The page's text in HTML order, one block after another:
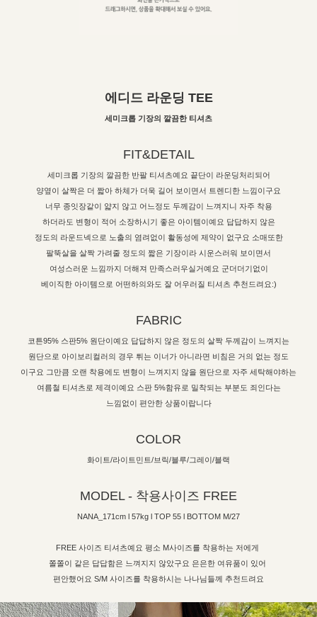
에디드 라운딩 TEE
세미크롭 기장의 깔끔한 티셔츠
FIT&DETAIL
세미크롭 기장의 깔끔한 반팔 티셔츠예요 끝단이 라운딩처리되어
양옆이 살짝은 더 짧아 하체가 더욱 길어 보이면서 트렌디한 느낌이구요
너무 종잇장같이 얇지 않고 어느정도 두께감이 느껴지니 자주 착용
하더라도 변형이 적어 소장하시기 좋은 아이템이예요 답답하지 않은
정도의 라운드넥으로 노출의 염려없이 활동성에 제약이 없구요 소매또한
팔뚝살을 살짝 가려줄 정도의 짧은 기장이라 시운스러워 보이면서
여성스러운 느낌까지 더해져 만족스러우실거예요 군더더기없이
베이직한 아이템으로 어떤하의와도 잘 어우러질 티셔츠 추천드려요:)
FABRIC
코튼95% 스판5% 원단이예요 답답하지 않은 정도의 살짝 두께감이 느껴지는
원단으로 아이보리컬러의 경우 튀는 이너가 아니라면 비침은 거의 없는 정도
이구요 그만큼 오랜 착용에도 변형이 느껴지지 않을 원단으로 자주 세탁해야하는
여름철 티셔츠로 제격이예요 스판 5%함유로 밀착되는 부분도 죄인다는
느낌없이 편안한 상품이랍니다
COLOR
화이트/라이트민트/브릭/블루/그레이/블랙
MODEL - 착용사이즈 FREE
NANA_171cm l 57kg l TOP 55 l BOTTOM M/27
FREE 사이즈 티셔츠예요 평소 M사이즈를 착용하는 저에게
쫄쫄이 같은 답답함은 느껴지지 않았구요 은은한 여유품이 있어
편안했어요 S/M 사이즈를 착용하시는 나나님들께 추천드려요